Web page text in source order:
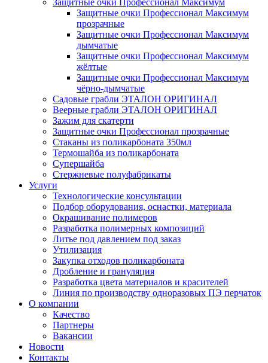
Защитные очки Профессионал Максимум
Защитные очки Профессионал Максимум
прозрачные
Защитные очки Профессионал Максимум
дымчатые
Защитные очки Профессионал Максимум
жёлтые
Защитные очки Профессионал Максимум
чёрно-дымчатые
Садовые грабли ЭТАЛОН ОРИГИНАЛ
Веерные грабли ЭТАЛОН ОРИГИНАЛ
Зажим для скатерти
Защитные очки Профессионал прозрачные
Стаканы из поликарбоната 350мл
Термошайба из поликарбоната
Супершайба
Стержневые полуфабрикаты
Услуги
Технологические консультации
Подбор оборудования, оснастки, материала
Окрашивание полимеров
Разработка полимерных композиций
Литье под давлением под заказ
Утилизация
Закупка отходов поликарбоната
Дробление и грануляция
Разработка цвета материалов и красителей
Линия по производству одноразовых ПЭ перчаток
О компании
Качество
Партнеры
Вакансии
Новости
Контакты